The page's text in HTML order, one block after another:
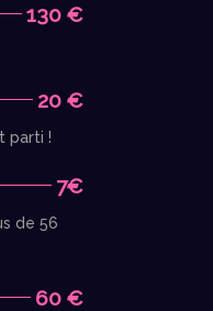
130 €
20 €
parti !
7€
de 56
60 €